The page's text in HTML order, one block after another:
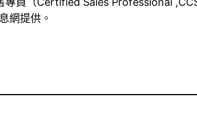
網提供。